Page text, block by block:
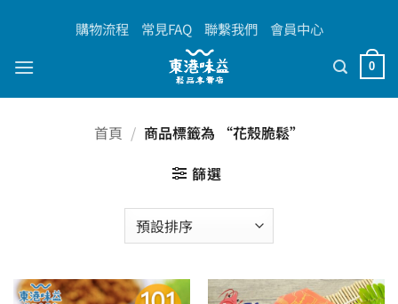
content
購物流程 常見FAQ 聯繫我們 會員中心
0
首頁 / 商品標籤為 “花殼脆鬆”
篩選